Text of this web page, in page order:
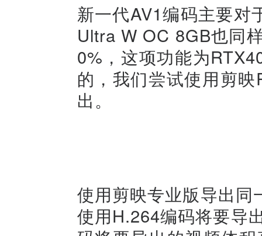
新一代AV1编码主要
Ultra W OC 8GB也同
0%，这项功能为
的，我们尝试使用剪
出。
使用剪映专业版导出
使用H.264编码将要导